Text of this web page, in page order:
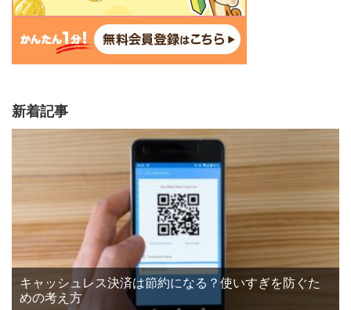
新着記事
キャッシュレス決済は節約になる？使いすぎを防ぐた
めの考え方